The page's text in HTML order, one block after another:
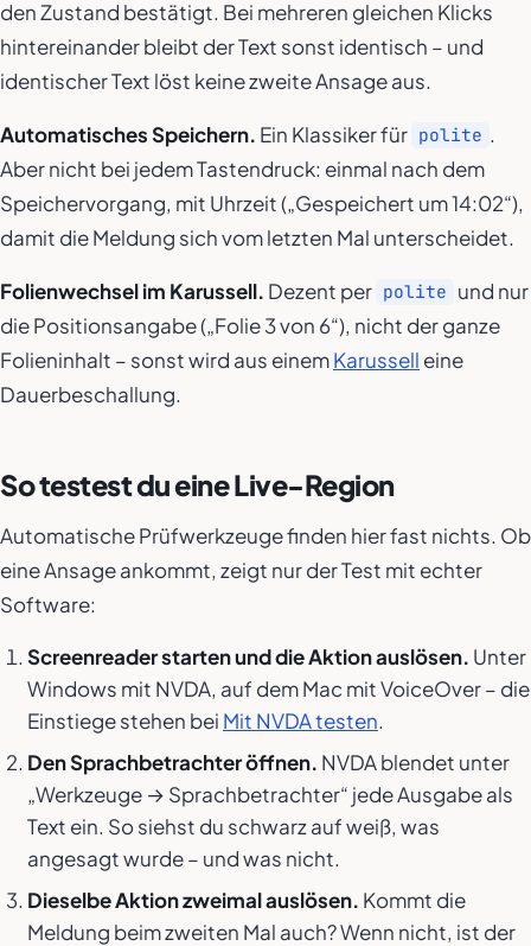
den Zustand bestätigt. Bei mehreren gleichen Klicks
hintereinander bleibt der Text sonst identisch – und
identischer Text löst keine zweite Ansage aus.
Automatisches Speichern. Ein Klassiker für polite .
Aber nicht bei jedem Tastendruck: einmal nach dem
Speichervorgang, mit Uhrzeit („Gespeichert um 14:02“),
damit die Meldung sich vom letzten Mal unterscheidet.
Folienwechsel im Karussell. Dezent per polite und nur
die Positionsangabe („Folie 3 von 6“), nicht der ganze
Folieninhalt – sonst wird aus einemKarussell eine
Dauerbeschallung.
So testest du eine Live-Region
Automatische Prüfwerkzeuge finden hier fast nichts. Ob
eine Ansage ankommt, zeigt nur der Test mit echter
Software:
Screenreader starten und die Aktion auslösen. Unter
Windows mit NVDA, auf dem Mac mit VoiceOver – die
Einstiege stehen bei Mit NVDA testen.
Den Sprachbetrachter öffnen. NVDA blendet unter
„Werkzeuge → Sprachbetrachter“ jede Ausgabe als
Text ein. So siehst du schwarz auf weiß, was
angesagt wurde – und was nicht.
Dieselbe Aktion zweimal auslösen. Kommt die
Meldung beim zweiten Mal auch? Wenn nicht, ist der